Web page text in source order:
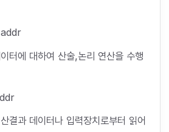
터에 대하여 산술,논리 연산을 수행
결과 데이터나 입력장치로부터 읽어